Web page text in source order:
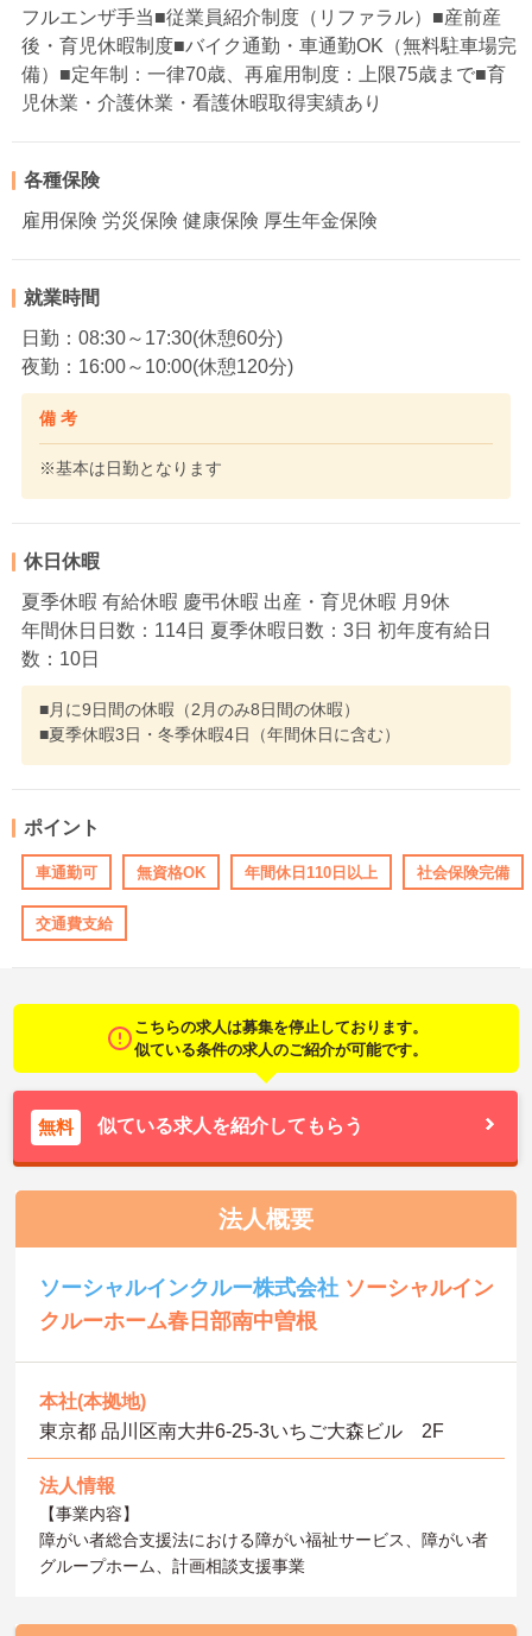
フルエンザ手当■従業員紹介制度（リファラル）■産前産
後・育児休暇制度■バイク通勤・車通勤OK（無料駐車場完
備）■定年制：一律70歳、再雇用制度：上限75歳まで■育
児休業・介護休業・看護休暇取得実績あり
各種保険
雇用保険 労災保険 健康保険 厚生年金保険
就業時間
日勤：08:30～17:30(休憩60分)
夜勤：16:00～10:00(休憩120分)
備 考
※基本は日勤となります
休日休暇
夏季休暇 有給休暇 慶弔休暇 出産・育児休暇 月9休
年間休日日数：114日 夏季休暇日数：3日 初年度有給日
数：10日
■月に9日間の休暇（2月のみ8日間の休暇）
■夏季休暇3日・冬季休暇4日（年間休日に含む）
ポイント
車通勤可 無資格OK 年間休日110日以上 社会保険完備
交通費支給
こちらの求人は募集を停止しております。
似ている条件の求人のご紹介が可能です。
無料 似ている求人を紹介してもらう
法人概要
ソーシャルインクルー株式会社 ソーシャルイン
クルーホーム春日部南中曽根
本社(本拠地)
東京都 品川区南大井6-25-3いちご大森ビル 2F
法人情報
【事業内容】
障がい者総合支援法における障がい福祉サービス、障がい者
グループホーム、計画相談支援事業